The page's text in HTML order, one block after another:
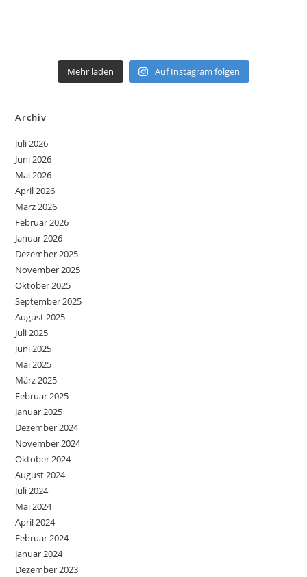
Mehr laden Auf Instagram folgen
Archiv
Juli 2026
Juni 2026
Mai 2026
April 2026
März 2026
Februar 2026
Januar 2026
Dezember 2025
November 2025
Oktober 2025
September 2025
August 2025
Juli 2025
Juni 2025
Mai 2025
März 2025
Februar 2025
Januar 2025
Dezember 2024
November 2024
Oktober 2024
August 2024
Juli 2024
Mai 2024
April 2024
Februar 2024
Januar 2024
Dezember 2023